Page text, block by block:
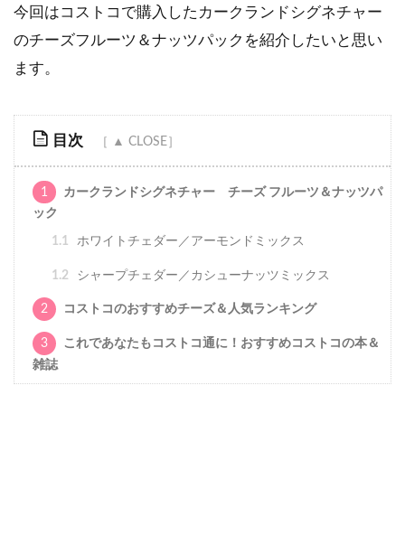
今回はコストコで購入したカークランドシグネチャー
のチーズフルーツ＆ナッツパックを紹介したいと思い
ます。
目次
1
カークランドシグネチャー チーズ フルーツ＆ナッツパ
ック
1.1 ホワイトチェダー／アーモンドミックス
1.2 シャープチェダー／カシューナッツミックス
2 コストコのおすすめチーズ＆人気ランキング
3
これであなたもコストコ通に！おすすめコストコの本＆
雑誌